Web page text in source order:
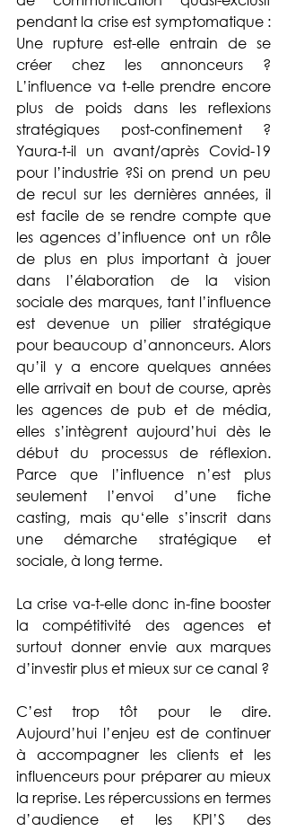
pendant la crise est symptomatique :
Une rupture est-elle entrain de se
créer chez les annonceurs ?
L’influence va t-elle prendre encore
plus de poids dans les reflexions
stratégiques post-confinement ?
Yaura-t-il un avant/après Covid-19
pour l’industrie ?Si on prend un peu
de recul sur les dernières années, il
est facile de se rendre compte que
les agences d’influence ont un rôle
de plus en plus important à jouer
dans l’élaboration de la vision
sociale des marques, tant l’influence
est devenue un pilier stratégique
pour beaucoup d’annonceurs. Alors
qu’il y a encore quelques années
elle arrivait en bout de course, après
les agences de pub et de média,
elles s’intègrent aujourd’hui dès le
début du processus de réflexion.
Parce que l’influence n’est plus
seulement l’envoi d’une fiche
casting, mais qu‘elle s’inscrit dans
une démarche stratégique et
sociale, à long terme.
La crise va-t-elle donc in-fine booster
la compétitivité des agences et
surtout donner envie aux marques
d’investir plus et mieux sur ce canal ?
C’est trop tôt pour le dire.
Aujourd’hui l’enjeu est de continuer
à accompagner les clients et les
influenceurs pour préparer au mieux
la reprise. Les répercussions en termes
d’audience et les KPI’S des